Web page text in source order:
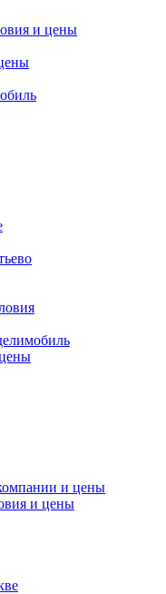
и цены
и цены
и цены